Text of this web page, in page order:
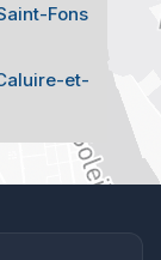
Fons
et-